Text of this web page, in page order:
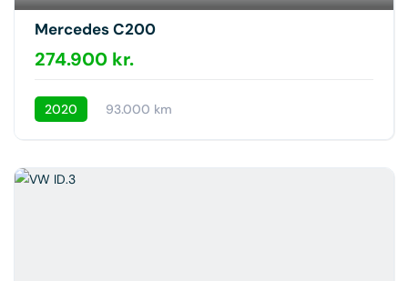
Mercedes C200
274.900 kr.
2020 93.000 km